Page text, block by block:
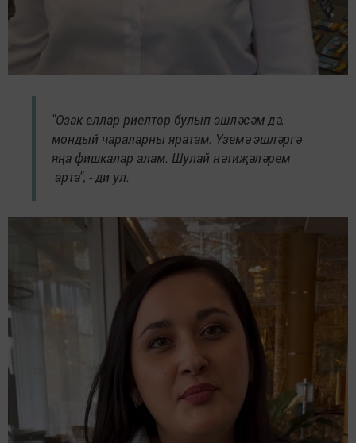
"Озак еллар риелтор булып эшләсәм дә,
мондый чараларны яратам. Үземә эшләргә
яңа фишкалар алам. Шулай нәтиҗәләрем
арта", - ди ул.